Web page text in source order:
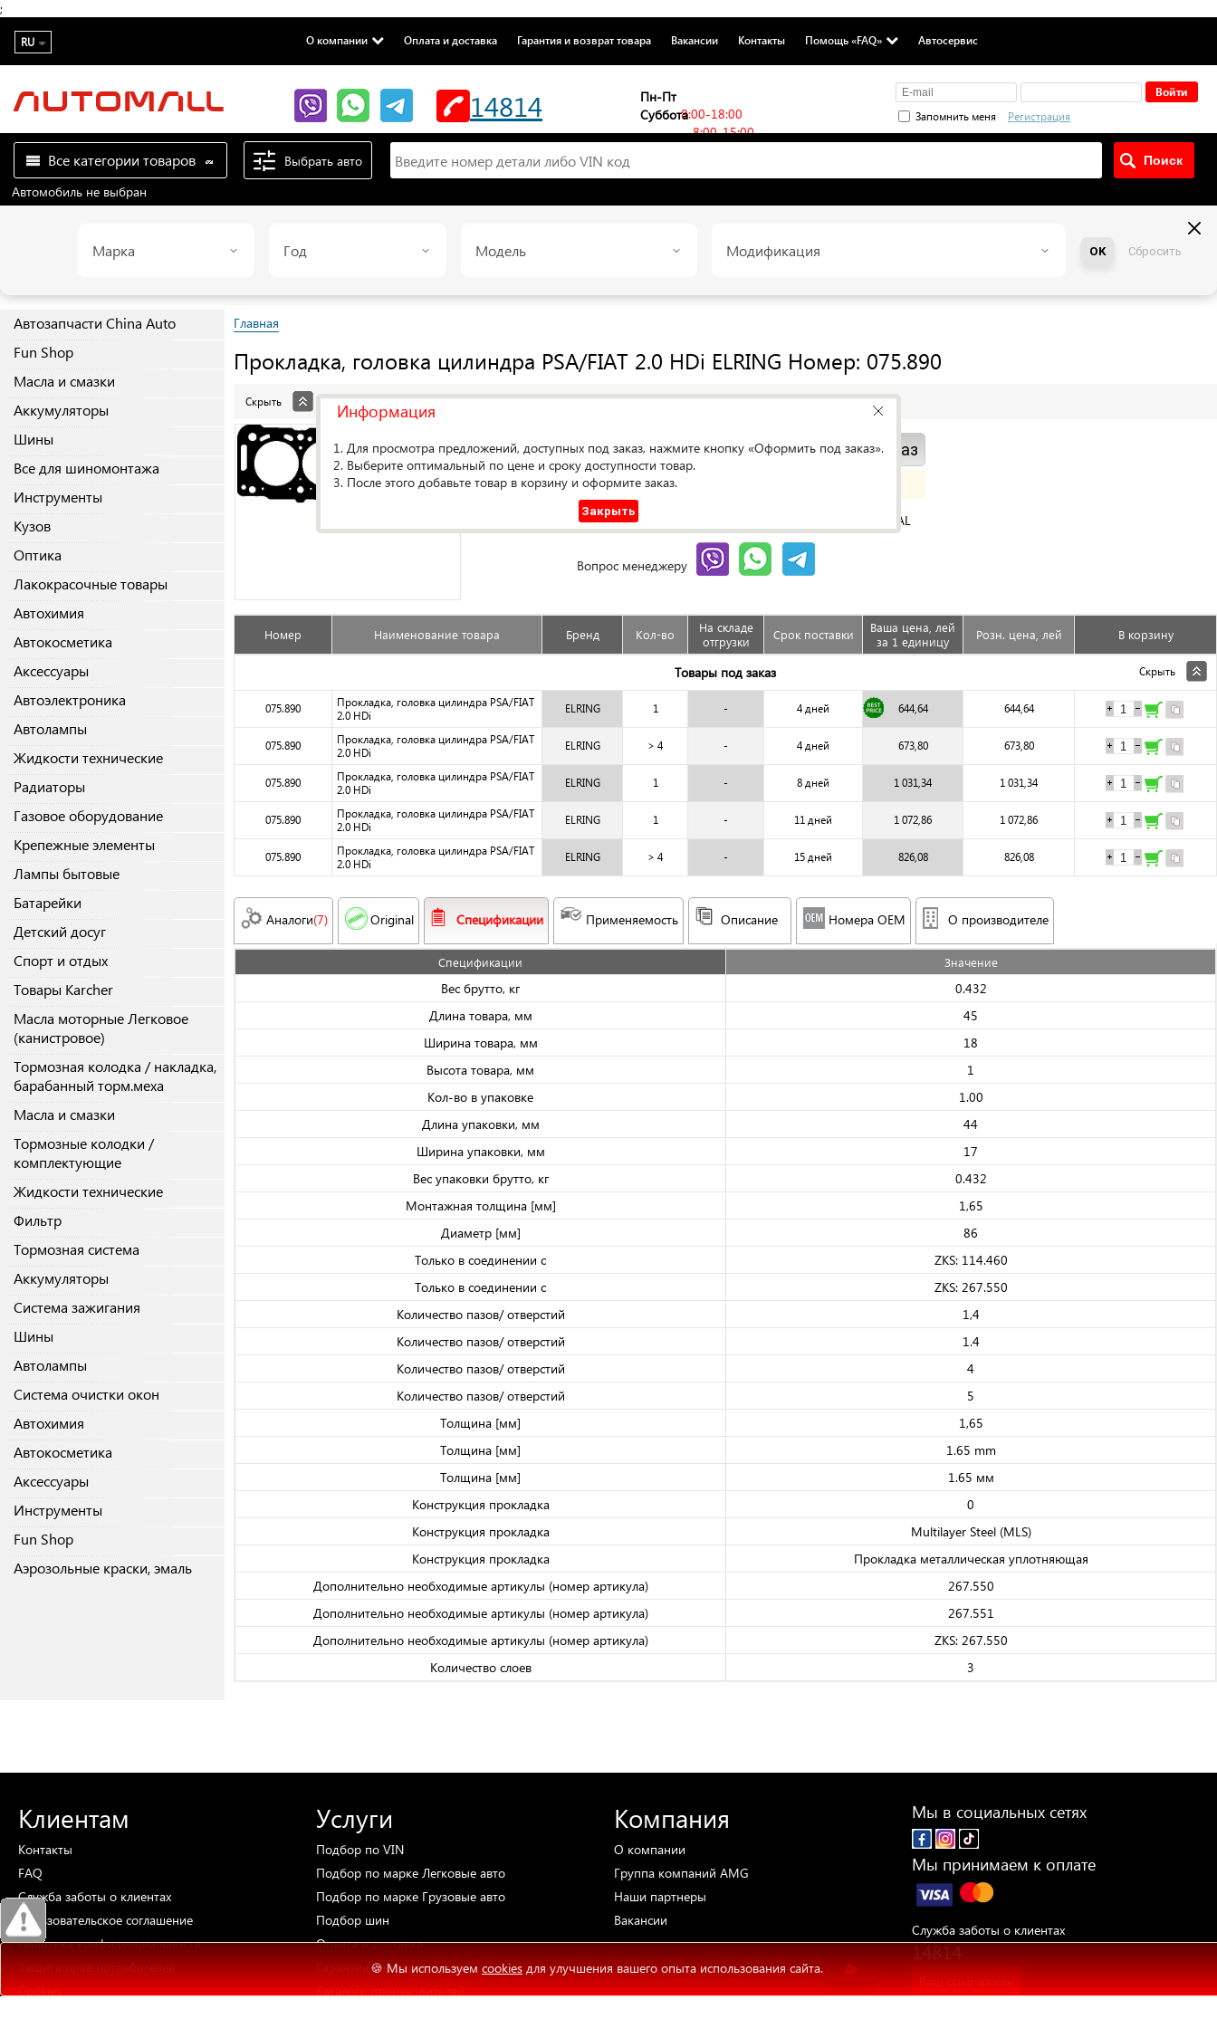
;
🍪 Мы используемcookiesдля улучшения вашего опыта использования сайта. Да
RU О компании Оплата и доставка Гарантия и возврат товара Вакансии Контакты Помощь «FAQ» Автосервис
14814
Пн-Пт
8:00-18:00
Суббота
8:00-15:00
Запомнить меня Регистрация
Все категории товаров
Выбрать авто
Автомобиль не выбран
Марка Год Модель Модификация OK Сбросить
Автозапчасти China Auto
Fun Shop
Масла и смазки
Аккумуляторы
Шины
Все для шиномонтажа
Инструменты
Кузов
Оптика
Лакокрасочные товары
Автохимия
Автокосметика
Аксессуары
Автоэлектроника
Автолампы
Жидкости технические
Радиаторы
Газовое оборудование
Крепежные элементы
Лампы бытовые
Батарейки
Детский досуг
Спорт и отдых
Товары Karcher
Масла моторные Легковое
(канистровое)
Тормозная колодка / накладка,
барабанный торм.меха
Масла и смазки
Тормозные колодки /
комплектующие
Жидкости технические
Фильтр
Тормозная система
Аккумуляторы
Система зажигания
Шины
Автолампы
Система очистки окон
Автохимия
Автокосметика
Аксессуары
Инструменты
Fun Shop
Аэрозольные краски, эмаль
Главная
Прокладка, головка цилиндра PSA/FIAT 2.0 HDi ELRING Номер: 075.890
Скрыть
Оформить под заказ
Доступен под заказ
Сравнить ORIGINAL
Вопрос менеджеру
Номер Наименование товара Бренд Кол-во
На складе
отгрузки
Срок поставки
Ваша цена, лей
за 1 единицу
Розн. цена, лей В корзину
Товары под заказ Скрыть
075.890
Прокладка, головка цилиндра PSA/FIAT
2.0 HDi
ELRING 1 - 4 дней 644,64 644,64
075.890
Прокладка, головка цилиндра PSA/FIAT
2.0 HDi
ELRING > 4 - 4 дней 673,80 673,80
075.890
Прокладка, головка цилиндра PSA/FIAT
2.0 HDi
ELRING 1 - 8 дней 1 031,34 1 031,34
075.890
Прокладка, головка цилиндра PSA/FIAT
2.0 HDi
ELRING 1 - 11 дней 1 072,86 1 072,86
075.890
Прокладка, головка цилиндра PSA/FIAT
2.0 HDi
ELRING > 4 - 15 дней 826,08 826,08
Аналоги(7) Original Спецификации Применяемость Описание Номера OEM О производителе
Спецификации Значениe
Вес брутто, кг
0.432
Длина товара, мм
45
Ширина товара, мм
18
Высота товара, мм
1
Кол-во в упаковке
1.00
Длина упаковки, мм
44
Ширина упаковки, мм
17
Вес упаковки брутто, кг
0.432
Монтажная толщина [мм]
1,65
Диаметр [мм]
86
Только в соединении с
ZKS: 114.460
Только в соединении с
ZKS: 267.550
Количество пазов/ отверстий
1,4
Количество пазов/ отверстий
1.4
Количество пазов/ отверстий
4
Количество пазов/ отверстий
5
Толщина [мм]
1,65
Толщина [мм]
1.65 mm
Толщина [мм]
1.65 мм
Конструкция прокладка
0
Конструкция прокладка
Multilayer Steel (MLS)
Конструкция прокладка
Прокладка металлическая уплотняющая
Дополнительно необходимые артикулы (номер артикула)
267.550
Дополнительно необходимые артикулы (номер артикула)
267.551
Дополнительно необходимые артикулы (номер артикула)
ZKS: 267.550
Количество слоев
3
Клиентам
Контакты
FAQ
Служба заботы о клиентах
Пользовательское соглашение
Политика конфиденциальности
Защита прав потребителей
Cookies
Услуги
Подбор по VIN
Подбор по марке Легковые авто
Подбор по марке Грузовые авто
Подбор шин
Оплата и доставка
Гарантия и возврат товара
Каталогипроизводителей
Компания
О компании
Группа компаний AMG
Наши партнеры
Вакансии
Мы в социальных сетях
Мы принимаем к оплате
Служба заботы о клиентах
14814
Ваш опыт важен
Информация
1. Для просмотра предложений, доступных под заказ, нажмите кнопку «Оформить под заказ».
2. Выберите оптимальный по цене и сроку доступности товар.
3. После этого добавьте товар в корзину и оформите заказ.
Закрыть